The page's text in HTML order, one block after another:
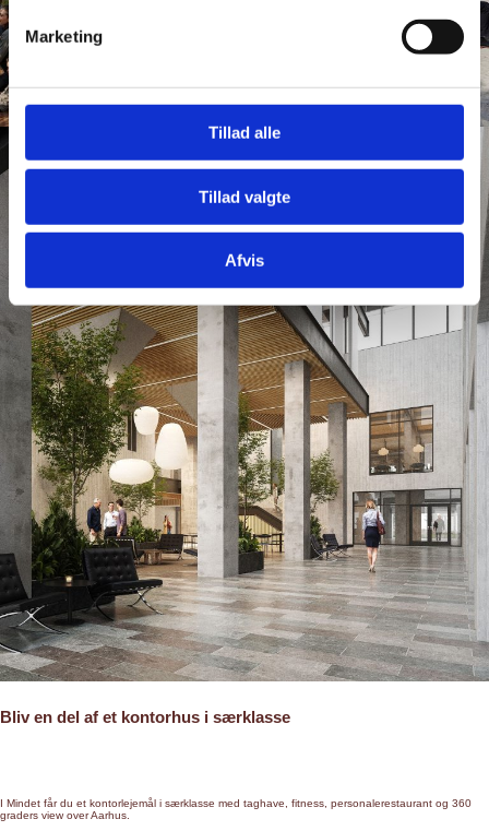
Marketing
Tillad alle
Tillad valgte
Afvis
Bliv en del af et kontorhus i særklasse
I Mindet får du et kontorlejemål i særklasse med taghave, fitness, personalerestaurant og 360
graders view over Aarhus.